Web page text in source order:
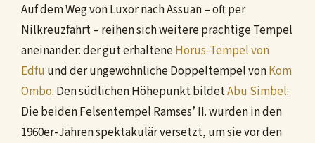
Auf dem Weg von Luxor nach Assuan – oft per
Nilkreuzfahrt – reihen sich weitere prächtige Tempel
aneinander: der gut erhalteneHorus-Tempel von
Edfu und der ungewöhnliche Doppeltempel vonKom
Ombo. Den südlichen Höhepunkt bildetAbu Simbel:
Die beiden Felsentempel Ramses’ II. wurden in den
1960er-Jahren spektakulär versetzt, um sie vor den